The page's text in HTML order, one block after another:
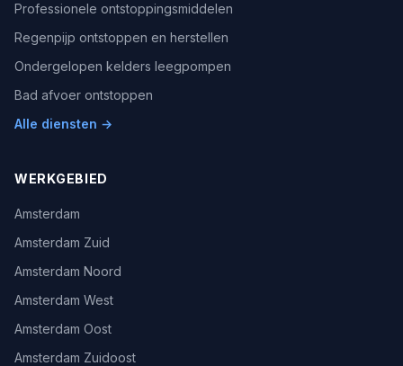
Professionele ontstoppingsmiddelen
Regenpijp ontstoppen en herstellen
Ondergelopen kelders leegpompen
Bad afvoer ontstoppen
Alle diensten →
WERKGEBIED
Amsterdam
Amsterdam Zuid
Amsterdam Noord
Amsterdam West
Amsterdam Oost
Amsterdam Zuidoost